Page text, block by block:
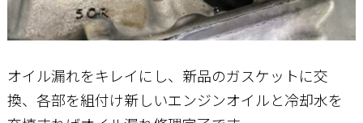
オイル漏れをキレイにし、新品のガスケットに交
換、各部を組付け新しいエンジンオイルと冷却水を